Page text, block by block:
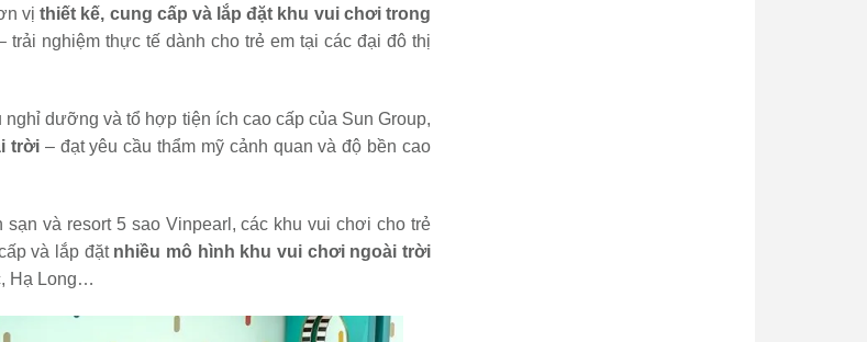
vịthiết kế, cung cấp và lắp đặt khu vui chơi trong
nghiệm thực tế dành cho trẻ em tại các đại đô thị
nghỉ dưỡng và tổ hợp tiện ích cao cấp của Sun Group,
trời– đạt yêu cầu thẩm mỹ cảnh quan và độ bền cao
sạn và resort 5 sao Vinpearl, các khu vui chơi cho trẻ
và lắp đặt nhiều mô hình khu vui chơi ngoài trời
Hạ Long…